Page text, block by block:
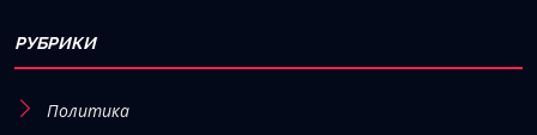
РУБРИКИ
Политика